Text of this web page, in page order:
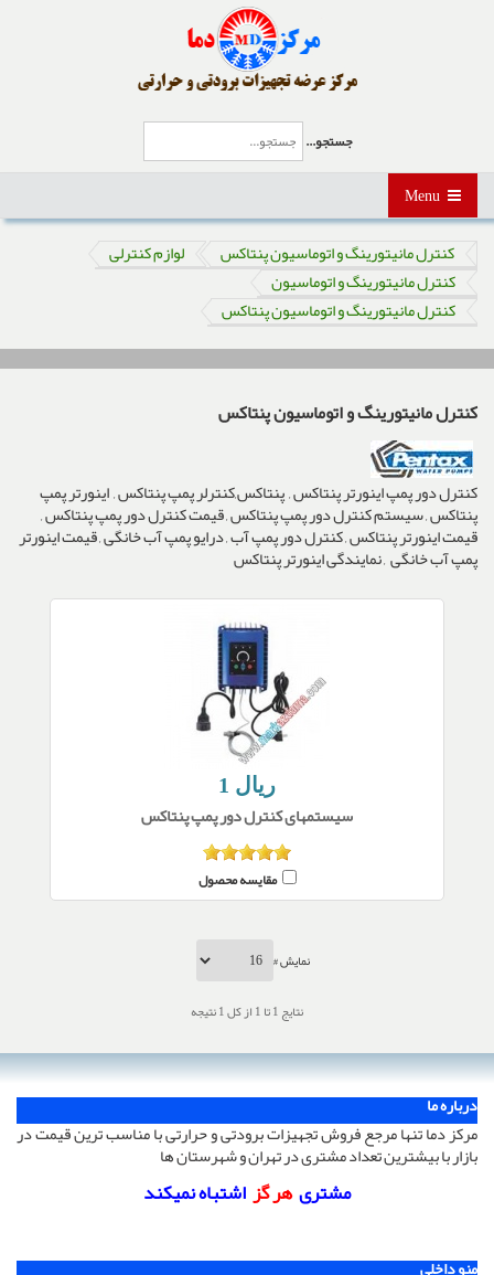
جستجو...
کنترل مانیتورینگ و اتوماسیون پنتاکس
لوازم کنترلی
کنترل مانیتورینگ و اتوماسیون
کنترل مانیتورینگ و اتوماسیون پنتاکس
کنترل مانیتورینگ و اتوماسیون پنتاکس
کنترل دور پمپ اینورتر پنتاکس , پنتاکس,کنترلر پمپ پنتاکس , اینورتر پمپ
پنتاکس , سیستم کنترل دور پمپ پنتاکس , قیمت کنترل دور پمپ پنتاکس ,
قیمت اینورتر پنتاکس , کنترل دور پمپ آب , درایو پمپ آب خانگی , قیمت اینورتر
پمپ آب خانگی , نمایندگی اینورتر پنتاکس
1 ریال
سیستمهای کنترل دور پمپ پنتاکس
مقایسه محصول
نمایش #
نتایج 1 تا 1 از کل 1 نتیجه
درباره ما
مرکز دما تنها مرجع فروش تجهیزات برودتی و حرارتی با مناسب ترین قیمت در
بازار با بیشترین تعداد مشتری در تهران و شهرستان ها
مشتریهر گزاشتباه نمیکند
منو داخلی